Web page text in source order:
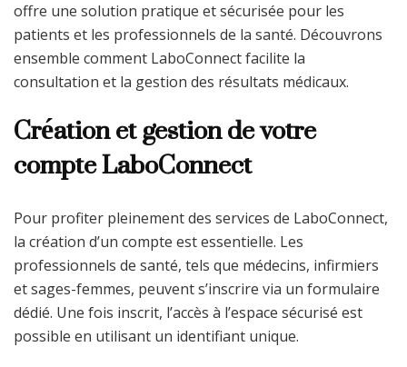
offre une solution pratique et sécurisée pour les
patients et les professionnels de la santé. Découvrons
ensemble comment LaboConnect facilite la
consultation et la gestion des résultats médicaux.
Création et gestion de votre
compte LaboConnect
Pour profiter pleinement des services de LaboConnect,
la création d’un compte est essentielle. Les
professionnels de santé, tels que médecins, infirmiers
et sages-femmes, peuvent s’inscrire via un formulaire
dédié. Une fois inscrit, l’accès à l’espace sécurisé est
possible en utilisant un identifiant unique.